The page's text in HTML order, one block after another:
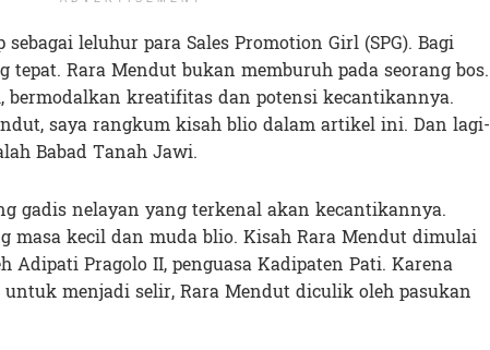
leluhur para Sales Promotion Girl (SPG). Bagi
Rara Mendut bukan memburuh pada seorang bos.
bermodalkan kreatifitas dan potensi kecantikannya.
saya rangkum kisah blio dalam artikel ini. Dan lagi-
Babad Tanah Jawi.
gadis nelayan yang terkenal akan kecantikannya.
masa kecil dan muda blio. Kisah Rara Mendut dimulai
Pragolo II, penguasa Kadipaten Pati. Karena
menjadi selir, Rara Mendut diculik oleh pasukan